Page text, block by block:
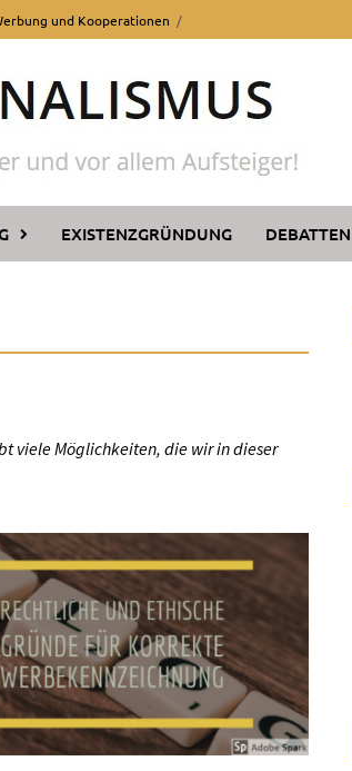
und Kooperationen
EXISTENZGRÜNDUNG DEBATTEN
viele Möglichkeiten, die wir in dieser